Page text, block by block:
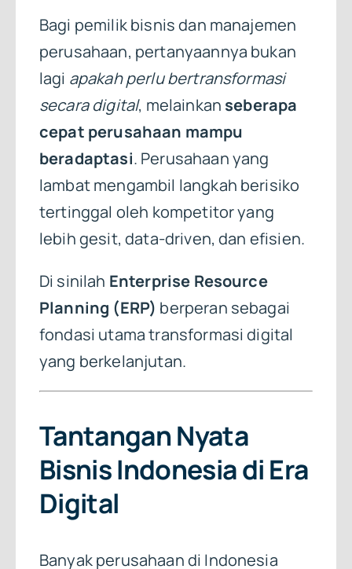
Bagi pemilik bisnis dan manajemen
perusahaan, pertanyaannya bukan
lagi apakah perlu bertransformasi
secara digital, melainkan seberapa
cepat perusahaan mampu
beradaptasi. Perusahaan yang
lambat mengambil langkah berisiko
tertinggal oleh kompetitor yang
lebih gesit, data-driven, dan efisien.
Di sinilah Enterprise Resource
Planning (ERP) berperan sebagai
fondasi utama transformasi digital
yang berkelanjutan.
Tantangan Nyata
Bisnis Indonesia di Era
Digital
Banyak perusahaan di Indonesia